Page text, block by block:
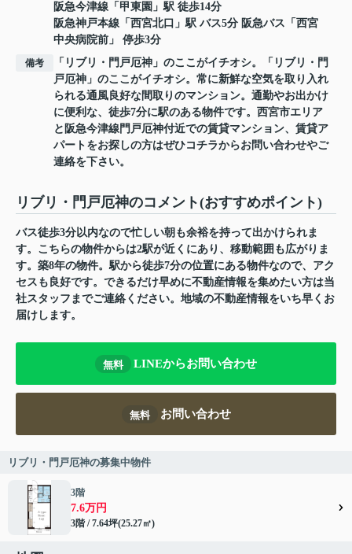
阪急今津線 「 甲東園 」駅 徒歩14分
阪急神戸本線 「 西宮北口 」駅 バス5分 阪急バス「西宮
中央病院前」 停歩3分
備考
「リブリ・門戸厄神」のここがイチオシ。「リブリ・門
戸厄神」のここがイチオシ。常に新鮮な空気を取り入れ
られる通風良好な間取りのマンション。通勤やお出かけ
に便利な、徒歩7分に駅のある物件です。西宮市エリア
と阪急今津線門戸厄神付近での賃貸マンション、賃貸ア
パートをお探しの方はぜひコチラからお問い合わせやご
連絡を下さい。
リブリ・門戸厄神のコメント(おすすめポイント)
バス徒歩3分以内なので忙しい朝も余裕を持って出かけられま
す。こちらの物件からは2駅が近くにあり、移動範囲も広がりま
す。築8年の物件。駅から徒歩7分の位置にある物件なので、アク
セスも良好です。できるだけ早めに不動産情報を集めたい方は当
社スタッフまでご連絡ください。地域の不動産情報をいち早くお
届けします。
無料 LINEからお問い合わせ
無料 お問い合わせ
リブリ・門戸厄神の募集中物件
3階
7.6万円
3階 / 7.64坪(25.27㎡)